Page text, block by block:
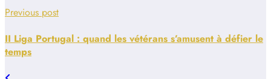
Previous post
II Liga Portugal : quand les vétérans s’amusent à défier le
temps